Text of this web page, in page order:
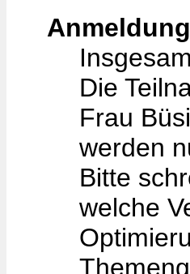
Anmeldung
Die
Frau
werden
Bitte
welche